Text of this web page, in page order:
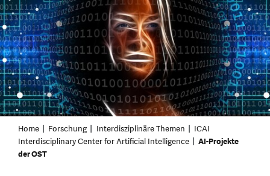
Home Forschung Interdisziplinäre Themen
ICAI
Interdisciplinary Center for Artificial Intelligence
AI-Projekte
der OST